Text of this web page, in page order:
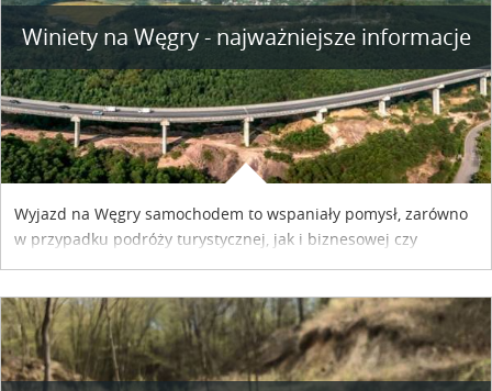
Winiety na Węgry - najważniejsze informacje
Wyjazd na Węgry samochodem to wspaniały pomysł, zarówno
w przypadku podróży turystycznej, jak i biznesowej czy
służbowej. Pamiętać tylko trzeba o wykupieniu winiety, co
współpracy reklamowej z Hungary Vignette.